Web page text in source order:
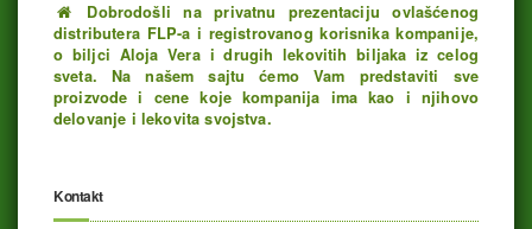
Dobrodošli na privatnu prezentaciju ovlašćenog
distributera FLP-a i registrovanog korisnika kompanije,
o biljci Aloja Vera i drugih lekovitih biljaka iz celog
sveta. Na našem sajtu ćemo Vam predstaviti sve
proizvode i cene koje kompanija ima kao i njihovo
delovanje i lekovita svojstva.
Kontakt